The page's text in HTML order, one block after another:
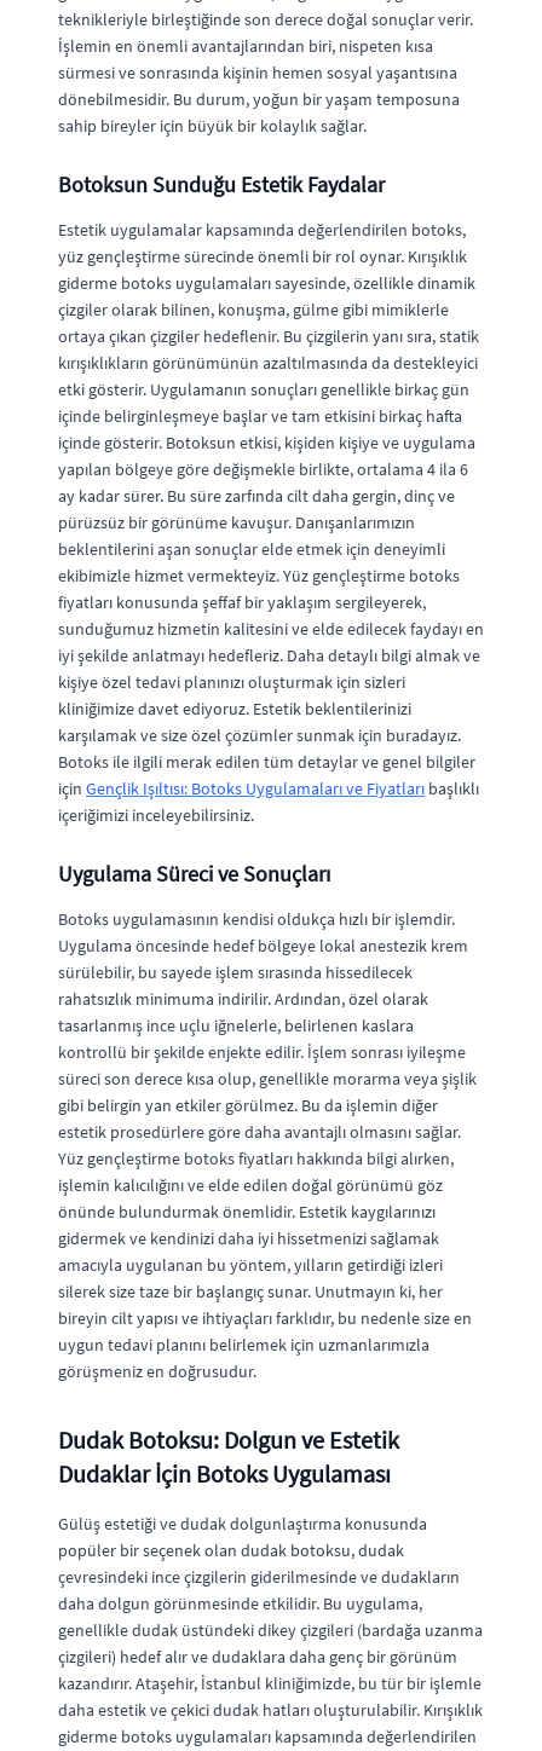
teknikleriyle birleştiğinde son derece doğal sonuçlar verir.
İşlemin en önemli avantajlarından biri, nispeten kısa
sürmesi ve sonrasında kişinin hemen sosyal yaşantısına
dönebilmesidir. Bu durum, yoğun bir yaşam temposuna
sahip bireyler için büyük bir kolaylık sağlar.
Botoksun Sunduğu Estetik Faydalar
Estetik uygulamalar kapsamında değerlendirilen botoks,
yüz gençleştirme sürecinde önemli bir rol oynar. Kırışıklık
giderme botoks uygulamaları sayesinde, özellikle dinamik
çizgiler olarak bilinen, konuşma, gülme gibi mimiklerle
ortaya çıkan çizgiler hedeflenir. Bu çizgilerin yanı sıra, statik
kırışıklıkların görünümünün azaltılmasında da destekleyici
etki gösterir. Uygulamanın sonuçları genellikle birkaç gün
içinde belirginleşmeye başlar ve tam etkisini birkaç hafta
içinde gösterir. Botoksun etkisi, kişiden kişiye ve uygulama
yapılan bölgeye göre değişmekle birlikte, ortalama 4 ila 6
ay kadar sürer. Bu süre zarfında cilt daha gergin, dinç ve
pürüzsüz bir görünüme kavuşur. Danışanlarımızın
beklentilerini aşan sonuçlar elde etmek için deneyimli
ekibimizle hizmet vermekteyiz. Yüz gençleştirme botoks
fiyatları konusunda şeffaf bir yaklaşım sergileyerek,
sunduğumuz hizmetin kalitesini ve elde edilecek faydayı en
iyi şekilde anlatmayı hedefleriz. Daha detaylı bilgi almak ve
kişiye özel tedavi planınızı oluşturmak için sizleri
kliniğimize davet ediyoruz. Estetik beklentilerinizi
karşılamak ve size özel çözümler sunmak için buradayız.
Botoks ile ilgili merak edilen tüm detaylar ve genel bilgiler
için Gençlik Işıltısı: Botoks Uygulamaları ve Fiyatları başlıklı
içeriğimizi inceleyebilirsiniz.
Uygulama Süreci ve Sonuçları
Botoks uygulamasının kendisi oldukça hızlı bir işlemdir.
Uygulama öncesinde hedef bölgeye lokal anestezik krem
sürülebilir, bu sayede işlem sırasında hissedilecek
rahatsızlık minimuma indirilir. Ardından, özel olarak
tasarlanmış ince uçlu iğnelerle, belirlenen kaslara
kontrollü bir şekilde enjekte edilir. İşlem sonrası iyileşme
süreci son derece kısa olup, genellikle morarma veya şişlik
gibi belirgin yan etkiler görülmez. Bu da işlemin diğer
estetik prosedürlere göre daha avantajlı olmasını sağlar.
Yüz gençleştirme botoks fiyatları hakkında bilgi alırken,
işlemin kalıcılığını ve elde edilen doğal görünümü göz
önünde bulundurmak önemlidir. Estetik kaygılarınızı
gidermek ve kendinizi daha iyi hissetmenizi sağlamak
amacıyla uygulanan bu yöntem, yılların getirdiği izleri
silerek size taze bir başlangıç sunar. Unutmayın ki, her
bireyin cilt yapısı ve ihtiyaçları farklıdır, bu nedenle size en
uygun tedavi planını belirlemek için uzmanlarımızla
görüşmeniz en doğrusudur.
Dudak Botoksu: Dolgun ve Estetik
Dudaklar İçin Botoks Uygulaması
Gülüş estetiği ve dudak dolgunlaştırma konusunda
popüler bir seçenek olan dudak botoksu, dudak
çevresindeki ince çizgilerin giderilmesinde ve dudakların
daha dolgun görünmesinde etkilidir. Bu uygulama,
genellikle dudak üstündeki dikey çizgileri (bardağa uzanma
çizgileri) hedef alır ve dudaklara daha genç bir görünüm
kazandırır. Ataşehir, İstanbul kliniğimizde, bu tür bir işlemle
daha estetik ve çekici dudak hatları oluşturulabilir. Kırışıklık
giderme botoks uygulamaları kapsamında değerlendirilen